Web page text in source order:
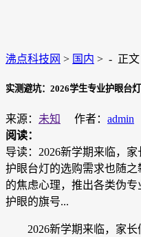
沸点科技网 > 国内 > - 正文
实测避坑：2026学生专业护眼台
来源： 未知 作者： admin
阅读：
导读：2026新学期来临，
护眼台灯的选购需求也随
的焦虑心理，推出各类伪
护眼的旗号...
2026新学期来临，家长